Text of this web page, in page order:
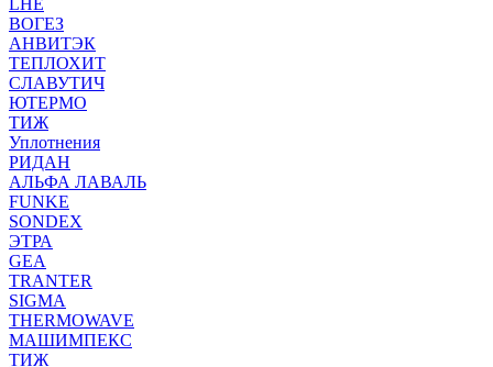
LHE
ВОГЕЗ
АНВИТЭК
ТЕПЛОХИТ
СЛАВУТИЧ
ЮТЕРМО
ТИЖ
Уплотнения
РИДАН
АЛЬФА ЛАВАЛЬ
FUNKE
SONDEX
ЭТРА
GEA
TRANTER
SIGMA
THERMOWAVE
МАШИМПЕКС
ТИЖ